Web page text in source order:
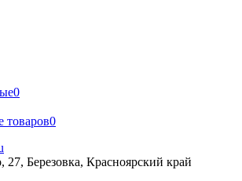
0
товаров0
27, Березовка, Красноярский край